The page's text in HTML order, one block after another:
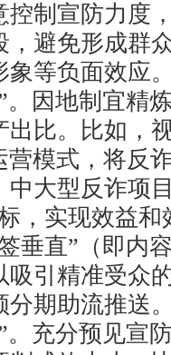
制宣防力度
避免形成群
象等负面效应
因地制宜精
比。比如，
营模式，将反
大型反诈项
，实现效益
垂直”（即内
引精准受众
分期助流推送
充分预见宣